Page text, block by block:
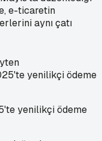
e-ticaretin
aynı çatı
yenilikçi ödeme